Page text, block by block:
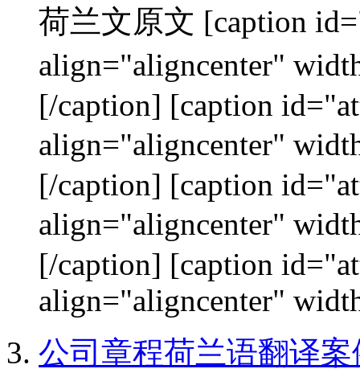
荷兰文原文 [caption
align="aligncenter"
[/caption] [caption
align="aligncenter"
[/caption] [caption
align="aligncenter"
[/caption] [caption
align="aligncenter"
公司章程荷兰语翻译